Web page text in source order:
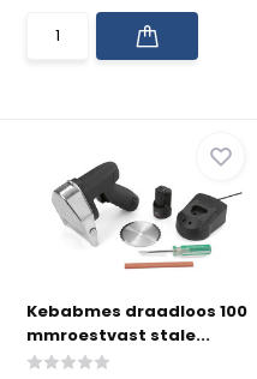
Kebabmes draadloos 100
mmroestvast stale...